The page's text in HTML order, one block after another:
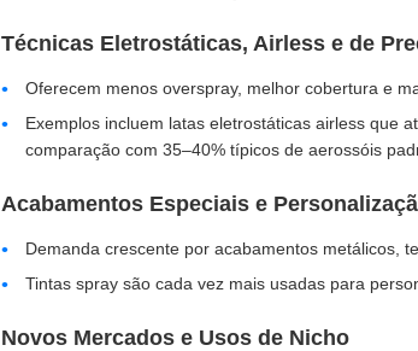
Técnicas Eletrostáticas, Airless e de
Oferecem menos overspray, melhor cobertura e
Exemplos incluem latas eletrostáticas airless que
comparação com 35–40% típicos de aerossóis
Acabamentos Especiais e
Demanda crescente por acabamentos metálicos,
Tintas spray são cada vez mais usadas para
Novos Mercados e Usos de Nicho